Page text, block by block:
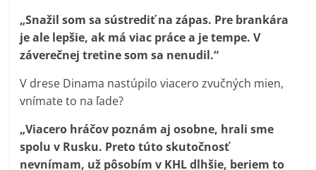
„Snažil som sa sústrediť na zápas. Pre brankára
je ale lepšie, ak má viac práce a je tempe. V
záverečnej tretine som sa nenudil.“
V drese Dinama nastúpilo viacero zvučných mien,
vnímate to na ľade?
„Viacero hráčov poznám aj osobne, hrali sme
spolu v Rusku. Preto túto skutočnosť
nevnímam, už pôsobím v KHL dlhšie, beriem to